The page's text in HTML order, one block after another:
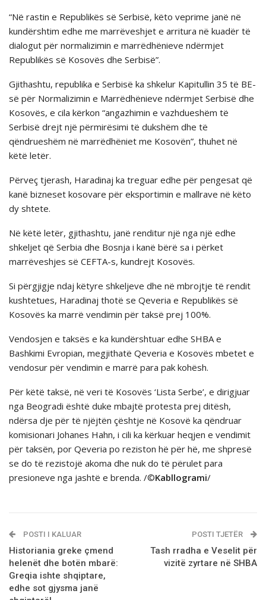
“Në rastin e Republikës së Serbisë, këto veprime janë në
kundërshtim edhe me marrëveshjet e arritura në kuadër të
dialogut për normalizimin e marrëdhënieve ndërmjet
Republikës së Kosovës dhe Serbisë”.
Gjithashtu, republika e Serbisë ka shkelur Kapitullin 35 të BE-
së për Normalizimin e Marrëdhënieve ndërmjet Serbisë dhe
Kosovës, e cila kërkon “angazhimin e vazhdueshëm të
Serbisë drejt një përmirësimi të dukshëm dhe të
qëndrueshëm në marrëdhëniet me Kosovën”, thuhet në
këtë letër.
Përveç tjerash, Haradinaj ka treguar edhe për pengesat që
kanë bizneset kosovare për eksportimin e mallrave në këto
dy shtete.
Në këtë letër, gjithashtu, janë renditur njё nga njё edhe
shkeljet që Serbia dhe Bosnja i kanë bërë sa i përket
marrëveshjes së CEFTA-s, kundrejt Kosovёs.
Si përgjigje ndaj këtyre shkeljeve dhe në mbrojtje të rendit
kushtetues, Haradinaj thotë se Qeveria e Republikës së
Kosovës ka marrë vendimin për taksë prej 100%.
Vendosjen e taksës e ka kundërshtuar edhe SHBA e
Bashkimi Evropian, megjithatë Qeveria e Kosovës mbetet e
vendosur për vendimin e marrë para pak kohësh.
Për këtë taksë, në veri tё Kosovёs ‘Lista Serbe’, e dirigjuar
nga Beogradi ёshtё duke mbajtё protesta prej ditësh,
ndërsa dje për të njëjtën çështje në Kosovë ka qëndruar
komisionari Johanes Hahn, i cili ka kërkuar heqjen e vendimit
për taksën, por Qeveria po reziston hё pёr hё, me shpresё
se do tё rezistojё akoma dhe nuk do tё pёrulet para
presioneve nga jashtё e brenda. /©Kabllogrami/
POSTI I KALUAR
Historiania greke çmend
helenët dhe botën mbarë:
Greqia ishte shqiptare,
edhe sot gjysma janë
POSTI TJETËR
Tash rradha e Veselit për
vizitë zyrtare në SHBA